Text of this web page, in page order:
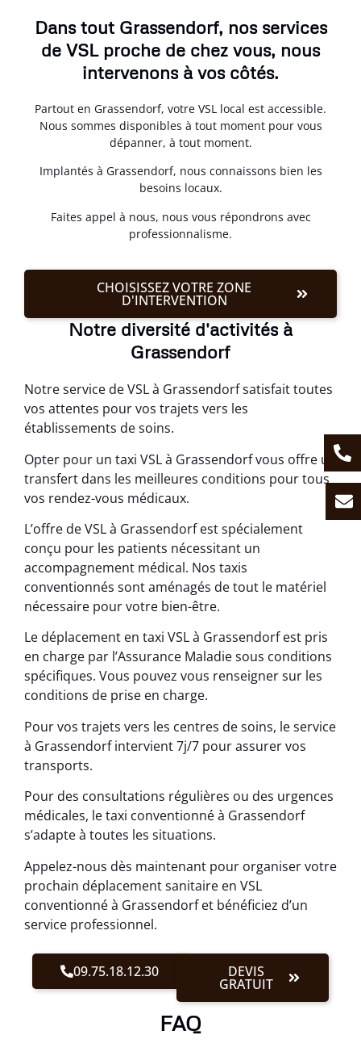
Dans tout Grassendorf, nos services
de VSL proche de chez vous, nous
intervenons à vos côtés.
Partout en Grassendorf, votre VSL local est accessible.
Nous sommes disponibles à tout moment pour vous
dépanner, à tout moment.
Implantés à Grassendorf, nous connaissons bien les
besoins locaux.
Faites appel à nous, nous vous répondrons avec
professionnalisme.
CHOISISSEZ VOTRE ZONE
D'INTERVENTION
Notre diversité d'activités à
Grassendorf
Notre service de VSL à Grassendorf satisfait toutes
vos attentes pour vos trajets vers les
établissements de soins.
Opter pour un taxi VSL à Grassendorf vous offre un
transfert dans les meilleures conditions pour tous
vos rendez-vous médicaux.
L’offre de VSL à Grassendorf est spécialement
conçu pour les patients nécessitant un
accompagnement médical. Nos taxis
conventionnés sont aménagés de tout le matériel
nécessaire pour votre bien-être.
Le déplacement en taxi VSL à Grassendorf est pris
en charge par l’Assurance Maladie sous conditions
spécifiques. Vous pouvez vous renseigner sur les
conditions de prise en charge.
Pour vos trajets vers les centres de soins, le service
à Grassendorf intervient 7j/7 pour assurer vos
transports.
Pour des consultations régulières ou des urgences
médicales, le taxi conventionné à Grassendorf
s’adapte à toutes les situations.
Appelez-nous dès maintenant pour organiser votre
prochain déplacement sanitaire en VSL
conventionné à Grassendorf et bénéficiez d’un
service professionnel.
09.75.18.12.30 DEVIS
GRATUIT
FAQ